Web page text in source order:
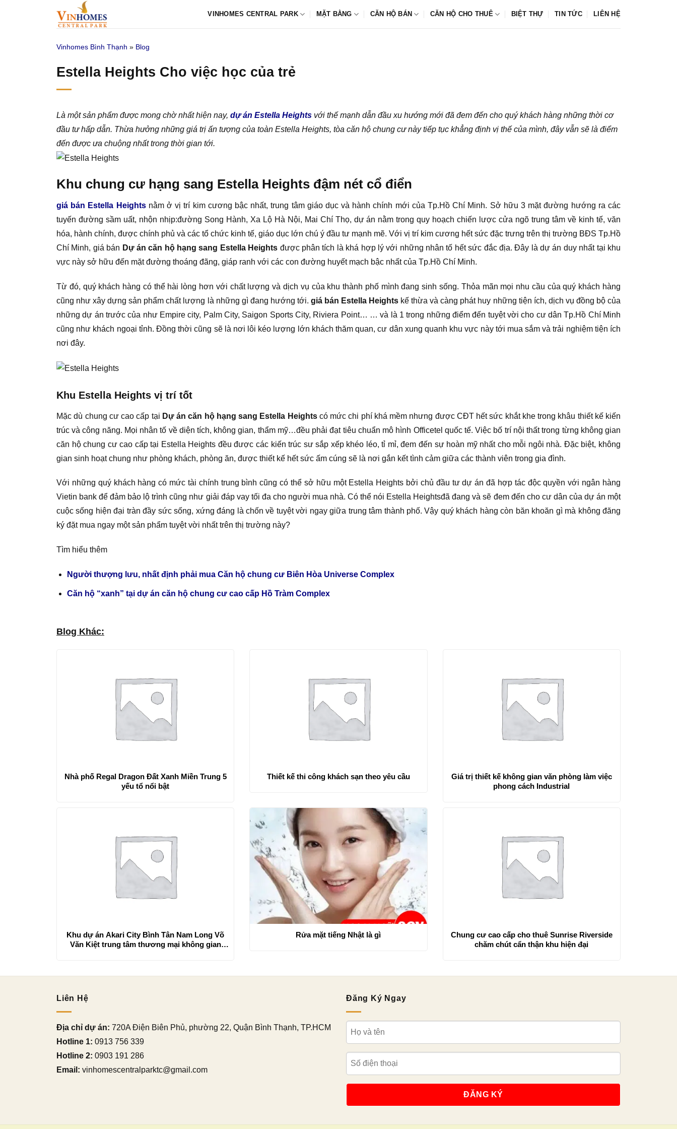
VINHOMES CENTRAL PARK MẶT BẰNG CĂN HỘ BÁN CĂN HỘ CHO THUÊ BIỆT THỰ TIN TỨC LIÊN HỆ
Vinhomes Bình Thạnh » Blog
Estella Heights Cho việc học của trẻ
Là một sản phẩm được mong chờ nhất hiện nay, dự án Estella Heights với thế mạnh dẫn đầu xu hướng mới đã đem đến cho quý khách hàng những thời cơ
đầu tư hấp dẫn. Thừa hưởng những giá trị ấn tượng của toàn Estella Heights, tòa căn hộ chung cư này tiếp tục khẳng định vị thế của mình, đây vẫn sẽ là điểm
đến được ưa chuộng nhất trong thời gian tới.
Khu chung cư hạng sang Estella Heights đậm nét cổ điển
giá bán Estella Heightsnằm ở vị trí kim cương bậc nhất, trung tâm giáo dục và hành chính mới của Tp.Hồ Chí Minh. Sở hữu 3 mặt đường hướng ra các
tuyến đường sầm uất, nhộn nhịp:đường Song Hành, Xa Lộ Hà Nội, Mai Chí Thọ, dự án nằm trong quy hoạch chiến lược cửa ngõ trung tâm về kinh tế, văn
hóa, hành chính, được chính phủ và các tổ chức kinh tế, giáo dục lớn chú ý đầu tư mạnh mẽ. Với vị trí kim cương hết sức đặc trưng trên thị trường BĐS Tp.Hồ
Chí Minh, giá bán Dự án căn hộ hạng sang Estella Heights được phân tích là khá hợp lý với những nhân tố hết sức đắc địa. Đây là dự án duy nhất tại khu
vực này sở hữu đến mặt đường thoáng đãng, giáp ranh với các con đường huyết mạch bậc nhất của Tp.Hồ Chí Minh.
Từ đó, quý khách hàng có thể hài lòng hơn với chất lượng và dịch vụ của khu thành phố mình đang sinh sống. Thỏa mãn mọi nhu cầu của quý khách hàng
cũng như xây dựng sản phẩm chất lượng là những gì đang hướng tới. giá bán Estella Heights kế thừa và càng phát huy những tiện ích, dịch vụ đồng bộ của
những dự án trước của như Empire city, Palm City, Saigon Sports City, Riviera Point… … và là 1 trong những điểm đến tuyệt vời cho cư dân Tp.Hồ Chí Minh
cũng như khách ngoại tỉnh. Đồng thời cũng sẽ là nơi lôi kéo lượng lớn khách thăm quan, cư dân xung quanh khu vực này tới mua sắm và trải nghiệm tiện ích
nơi đây.
Khu Estella Heights vị trí tốt
Mặc dù chung cư cao cấp tại Dự án căn hộ hạng sang Estella Heightscó mức chi phí khá mềm nhưng được CĐT hết sức khắt khe trong khâu thiết kế kiến
trúc và công năng. Mọi nhân tố về diện tích, không gian, thẩm mỹ…đều phải đạt tiêu chuẩn mô hình Officetel quốc tế. Việc bố trí nội thất trong từng không gian
căn hộ chung cư cao cấp tại Estella Heights đều được các kiến trúc sư sắp xếp khéo léo, tỉ mỉ, đem đến sự hoàn mỹ nhất cho mỗi ngôi nhà. Đặc biệt, không
gian sinh hoạt chung như phòng khách, phòng ăn, được thiết kế hết sức ấm cúng sẽ là nơi gắn kết tình cảm giữa các thành viên trong gia đình.
Với những quý khách hàng có mức tài chính trung bình cũng có thể sở hữu một Estella Heights bởi chủ đầu tư dự án đã hợp tác độc quyền với ngân hàng
Vietin bank để đảm bảo lộ trình cũng như giải đáp vay tối đa cho người mua nhà. Có thể nói Estella Heightsđã đang và sẽ đem đến cho cư dân của dự án một
cuộc sống hiện đại tràn đầy sức sống, xứng đáng là chốn về tuyệt vời ngay giữa trung tâm thành phố. Vậy quý khách hàng còn băn khoăn gì mà không đăng
ký đặt mua ngay một sản phẩm tuyệt vời nhất trên thị trường này?
Tìm hiểu thêm
Người thượng lưu, nhất định phải mua Căn hộ chung cư Biên Hòa Universe Complex
Căn hộ “xanh” tại dự án căn hộ chung cư cao cấp Hồ Tràm Complex
Blog Khác:
Nhà phố Regal Dragon Đất Xanh Miền Trung 5
yếu tổ nổi bật
Thiết kế thi công khách sạn theo yêu cầu
Giá trị thiết kế không gian văn phòng làm việc
phong cách Industrial
Khu dự án Akari City Bình Tân Nam Long Võ
Văn Kiệt trung tâm thương mại không gian
Rửa mặt tiếng Nhật là gì
Chung cư cao cấp cho thuê Sunrise Riverside
chăm chút cẩn thận khu hiện đại
Liên Hệ
Địa chỉ dự án: 720A Điện Biên Phủ, phường 22, Quận Bình Thạnh, TP.HCM
Hotline 1: 0913 756 339
Hotline 2: 0903 191 286
Email: vinhomescentralparktc@gmail.com
Đăng Ký Ngay